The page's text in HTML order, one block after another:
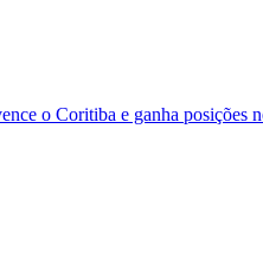
o Coritiba e ganha posições